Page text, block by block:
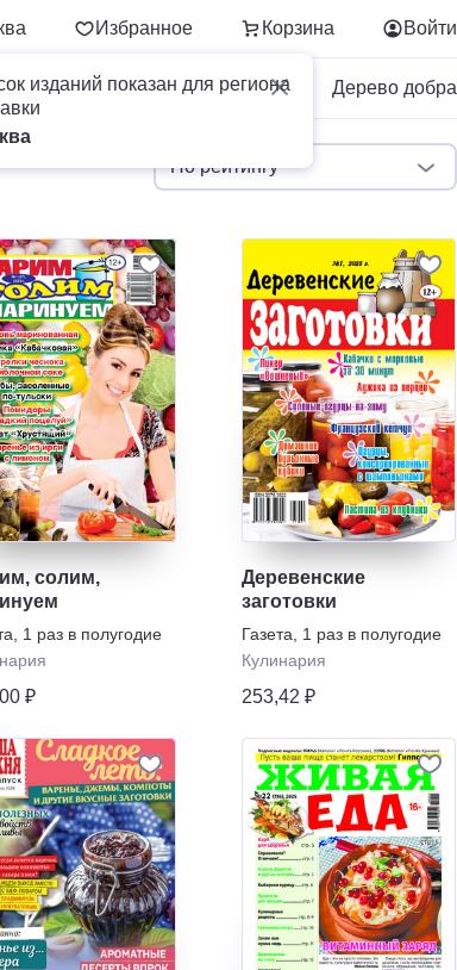
Избранное Корзина
изданий показан для региона
Войти
Для бизнеса Дерево добра
По рейтингу
солим,
1 раз в полугодие
₽
Деревенские
заготовки
Газета
1 раз в полугодие
Кулинария
253,42 ₽